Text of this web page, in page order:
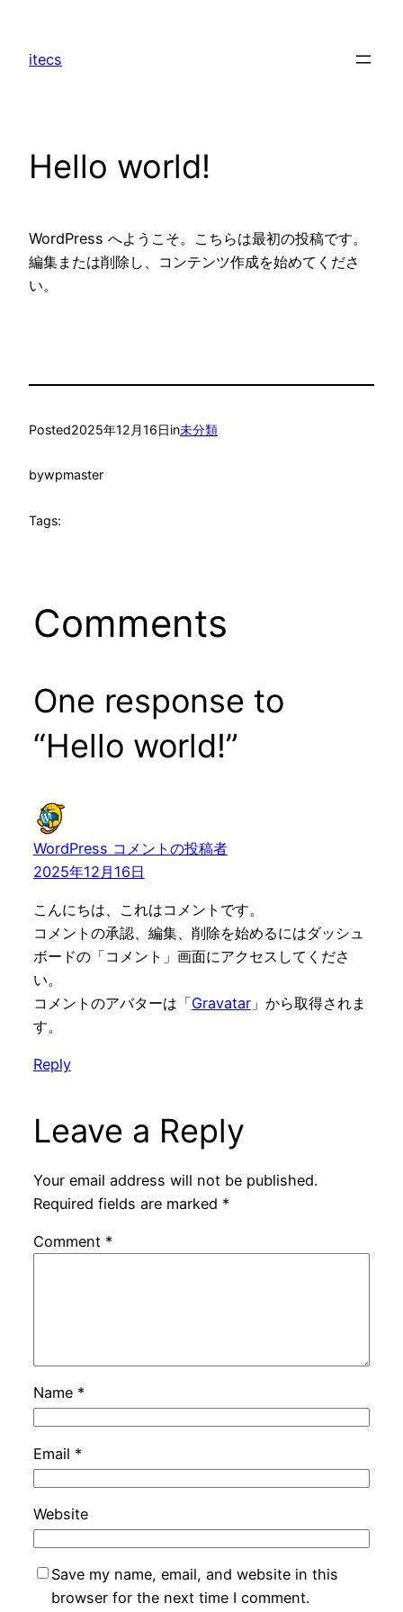
content
itecs
Hello world!
WordPress へようこそ。こちらは最初の投稿です。
編集または削除し、コンテンツ作成を始めてくださ
い。
Posted2025年12月16日in未分類
bywpmaster
Tags:
Comments
One response to
“Hello world!”
WordPress コメントの投稿者
2025年12月16日
こんにちは、これはコメントです。
コメントの承認、編集、削除を始めるにはダッシュ
ボードの「コメント」画面にアクセスしてくださ
い。
コメントのアバターは「Gravatar」から取得されま
す。
Reply
Leave a Reply
Your email address will not be published.
Required fields are marked *
Comment *
Name *
Email *
Website
Save my name, email, and website in this
browser for the next time I comment.